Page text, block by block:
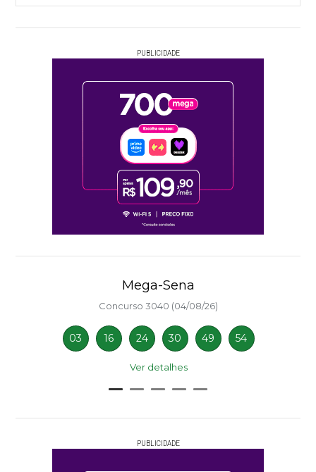
PUBLICIDADE
Mega-Sena
Concurso 3040 (04/08/26)
03 16 24 30 49 54
Ver detalhes
PUBLICIDADE